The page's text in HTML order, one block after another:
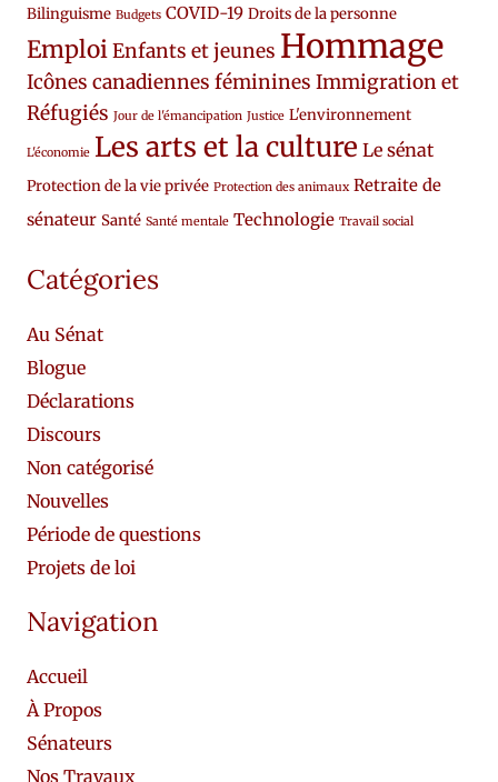
Bilinguisme Budgets COVID-19 Droits de la personne
EmploiEnfants et jeunes Hommage
Icônes canadiennes féminines Immigration et
Réfugiés Jour de l'émancipation Justice L'environnement
L'économie Les arts et la culture Le sénat
Protection de la vie privée Protection des animaux Retraite de
sénateur Santé Santé mentale Technologie Travail social
Catégories
Au Sénat
Blogue
Déclarations
Discours
Non catégorisé
Nouvelles
Période de questions
Projets de loi
Navigation
Accueil
À Propos
Sénateurs
Nos Travaux